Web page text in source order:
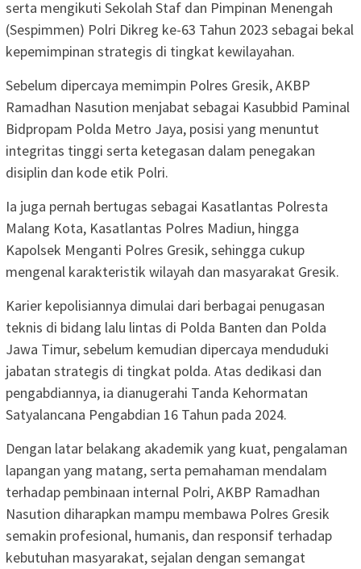
serta mengikuti Sekolah Staf dan Pimpinan Menengah
(Sespimmen) Polri Dikreg ke-63 Tahun 2023 sebagai bekal
kepemimpinan strategis di tingkat kewilayahan.
Sebelum dipercaya memimpin Polres Gresik, AKBP
Ramadhan Nasution menjabat sebagai Kasubbid Paminal
Bidpropam Polda Metro Jaya, posisi yang menuntut
integritas tinggi serta ketegasan dalam penegakan
disiplin dan kode etik Polri.
Ia juga pernah bertugas sebagai Kasatlantas Polresta
Malang Kota, Kasatlantas Polres Madiun, hingga
Kapolsek Menganti Polres Gresik, sehingga cukup
mengenal karakteristik wilayah dan masyarakat Gresik.
Karier kepolisiannya dimulai dari berbagai penugasan
teknis di bidang lalu lintas di Polda Banten dan Polda
Jawa Timur, sebelum kemudian dipercaya menduduki
jabatan strategis di tingkat polda. Atas dedikasi dan
pengabdiannya, ia dianugerahi Tanda Kehormatan
Satyalancana Pengabdian 16 Tahun pada 2024.
Dengan latar belakang akademik yang kuat, pengalaman
lapangan yang matang, serta pemahaman mendalam
terhadap pembinaan internal Polri, AKBP Ramadhan
Nasution diharapkan mampu membawa Polres Gresik
semakin profesional, humanis, dan responsif terhadap
kebutuhan masyarakat, sejalan dengan semangat